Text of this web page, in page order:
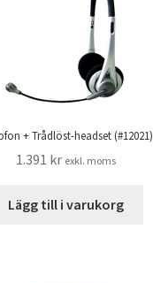
+ Trådlöst-headset (#12021)
1.391 kr exkl. moms
Lägg till i varukorg